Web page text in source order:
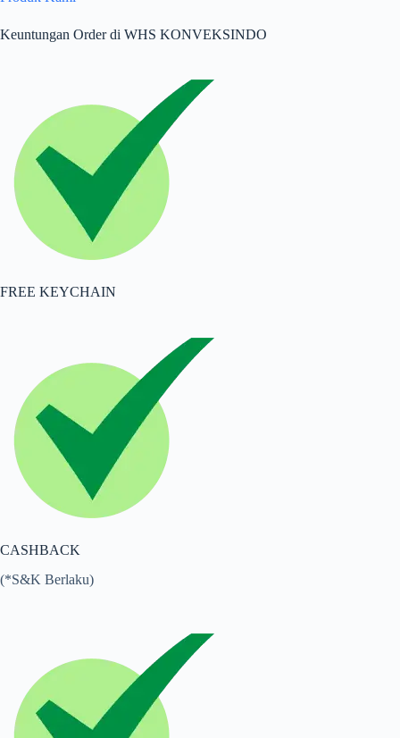
Keuntungan Order di WHS KONVEKSINDO
FREE KEYCHAIN
CASHBACK
(*S&K Berlaku)